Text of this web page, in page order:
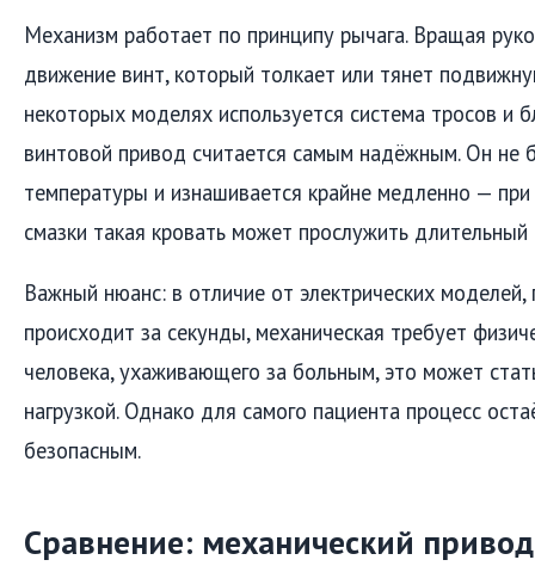
Механизм работает по принципу рычага. Вращая
движение винт, который толкает или тянет
некоторых моделях используется система тросов и
винтовой привод считается самым надёжным. Он не
температуры и изнашивается крайне медленно —
смазки такая кровать может прослужить длительный
Важный нюанс: в отличие от электрических моделей,
происходит за секунды, механическая требует
человека, ухаживающего за больным, это может
нагрузкой. Однако для самого пациента процесс
безопасным.
Сравнение: механический